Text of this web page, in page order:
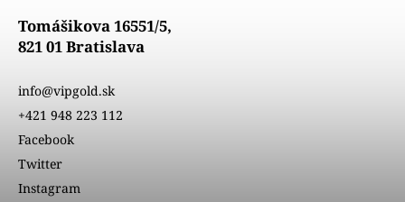
Tomášikova 16551/5,
821 01 Bratislava
info@vipgold.sk
+421 948 223 112
Facebook
Twitter
Instagram